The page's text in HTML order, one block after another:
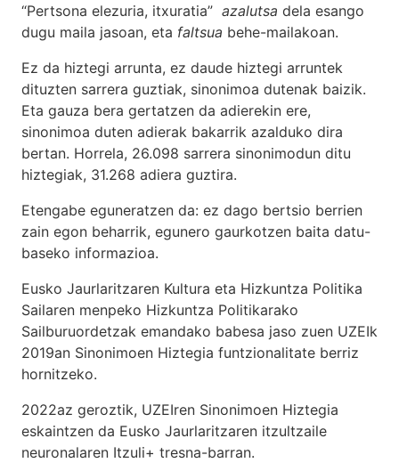
“Pertsona elezuria, itxuratia” azalutsa dela esango
dugu maila jasoan, eta faltsua behe-mailakoan.
Ez da hiztegi arrunta, ez daude hiztegi arruntek
dituzten sarrera guztiak, sinonimoa dutenak baizik.
Eta gauza bera gertatzen da adierekin ere,
sinonimoa duten adierak bakarrik azalduko dira
bertan. Horrela, 26.098 sarrera sinonimodun ditu
hiztegiak, 31.268 adiera guztira.
Etengabe eguneratzen da: ez dago bertsio berrien
zain egon beharrik, egunero gaurkotzen baita datu-
baseko informazioa.
Eusko Jaurlaritzaren Kultura eta Hizkuntza Politika
Sailaren menpeko Hizkuntza Politikarako
Sailburuordetzak emandako babesa jaso zuen UZEIk
2019an Sinonimoen Hiztegia funtzionalitate berriz
hornitzeko.
2022az geroztik, UZEIren Sinonimoen Hiztegia
eskaintzen da Eusko Jaurlaritzaren itzultzaile
neuronalaren Itzuli+ tresna-barran.